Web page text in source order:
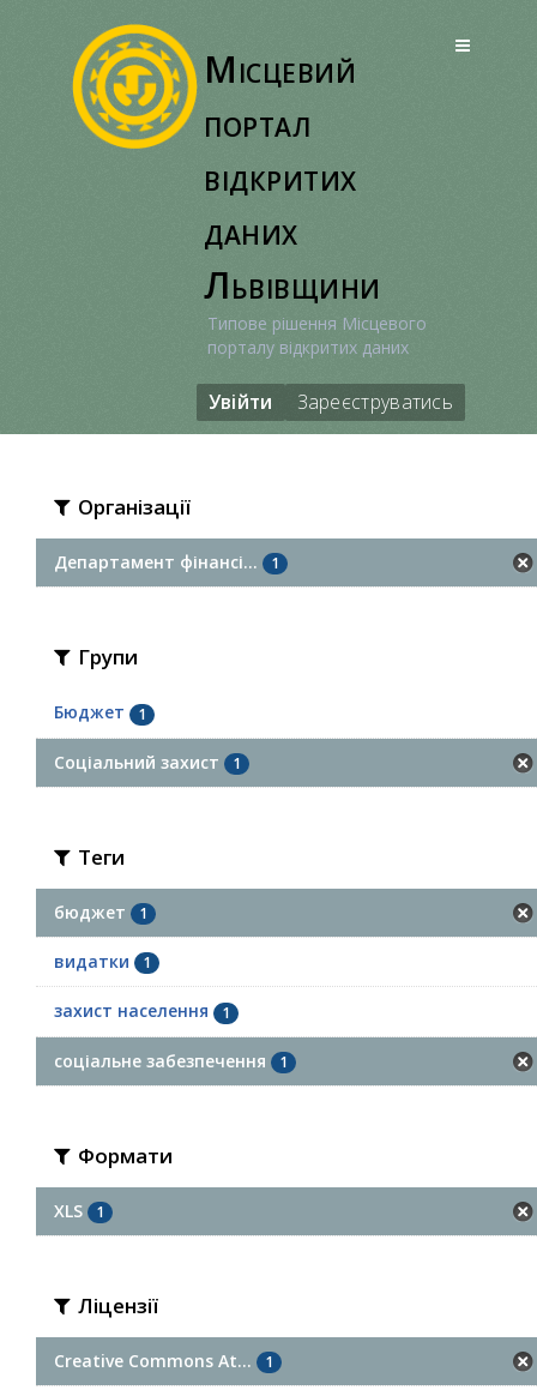
Місцевий
портал
відкритих
даних
Львівщини
Типове рішення Місцевого
порталу відкритих даних
Увійти Зареєструватись
Організації
Департамент фінансі... 1
Групи
Бюджет 1
Соціальний захист 1
Теги
бюджет 1
видатки 1
захист населення 1
соціальне забезпечення 1
Формати
XLS 1
Ліцензії
Creative Commons At... 1